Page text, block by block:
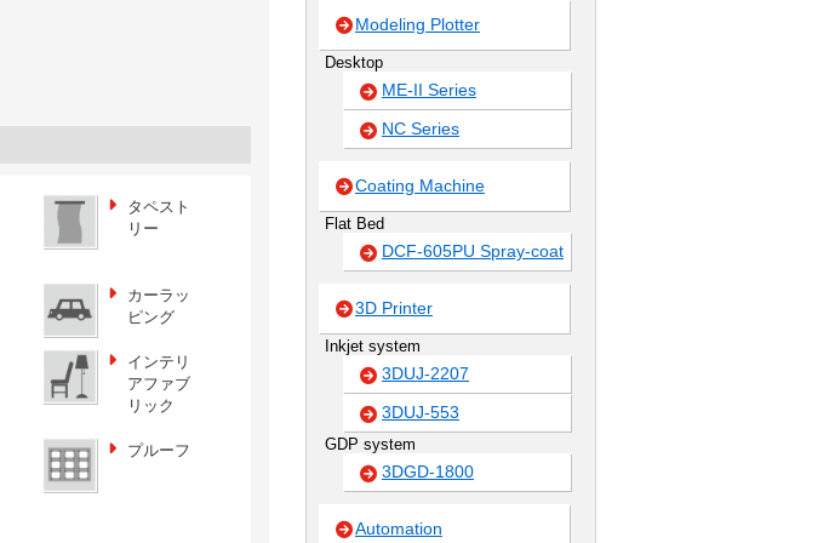
タペスト
リー
カーラッ
ピング
インテリ
アファブ
リック
プルーフ
Modeling Plotter
Desktop
ME-II Series
NC Series
Coating Machine
Flat Bed
DCF-605PU Spray-coat
3D Printer
Inkjet system
3DUJ-2207
3DUJ-553
GDP system
3DGD-1800
Automation